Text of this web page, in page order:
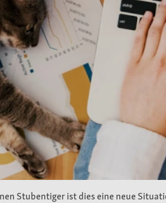
Stubentiger ist dies eine neue